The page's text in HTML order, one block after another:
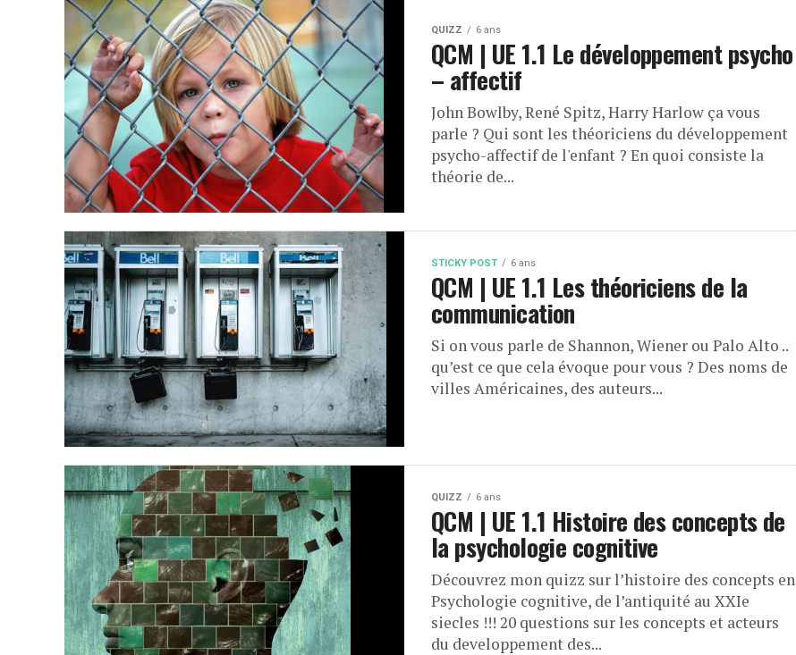
QUIZZ 6 ans
QCM | UE 1.1 Le développement psycho
– affectif
John Bowlby, René Spitz, Harry Harlow ça vous
parle ? Qui sont les théoriciens du développement
psycho-affectif de l'enfant ? En quoi consiste la
théorie de...
STICKY POST 6 ans
QCM | UE 1.1 Les théoriciens de la
communication
Si on vous parle de Shannon, Wiener ou Palo Alto ..
qu’est ce que cela évoque pour vous ? Des noms de
villes Américaines, des auteurs...
QUIZZ 6 ans
QCM | UE 1.1 Histoire des concepts de
la psychologie cognitive
Découvrez mon quizz sur l’histoire des concepts en
Psychologie cognitive, de l’antiquité au XXIe
siecles !!! 20 questions sur les concepts et acteurs
du developpement des...